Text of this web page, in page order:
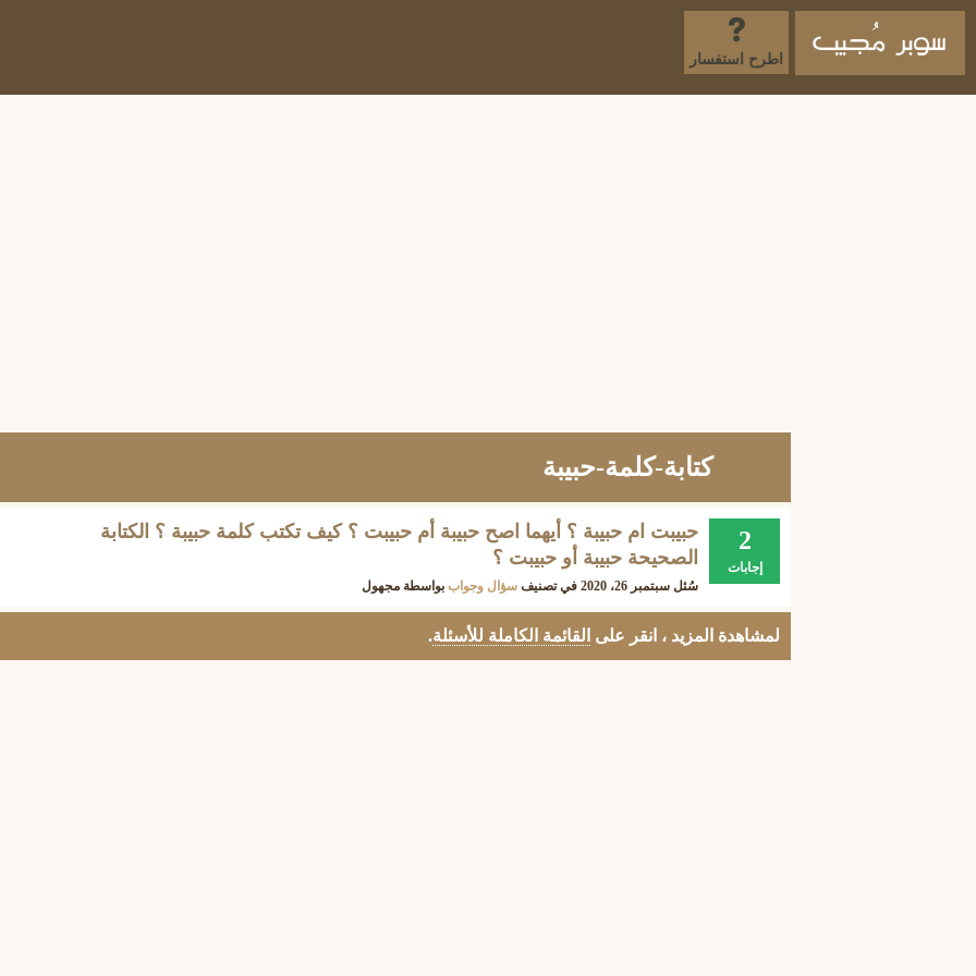
اطرح استفسار
كتابة-كلمة-حبيبة
2
إجابات
حبيبت ام حبيبة ؟ أيهما اصح حبيبة أم حبيبت ؟ كيف تكتب كلمة حبيبة ؟ الكتابة
الصحيحة حبيبة أو حبيبت ؟
سُئل سبتمبر 26، 2020 في تصنيف سؤال وجواب بواسطة مجهول
لمشاهدة المزيد ، انقر على القائمة الكاملة للأسئلة.